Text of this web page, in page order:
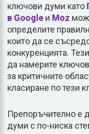
ключови думи като
в Google и Moz
определите
които да се
конкуренцията.
да намерите
за критичните
класиране по тези
Препоръчително е
думи с по-ниска